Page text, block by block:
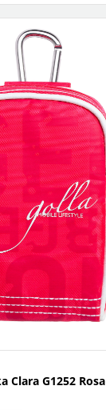
Clara G1252 Rosa